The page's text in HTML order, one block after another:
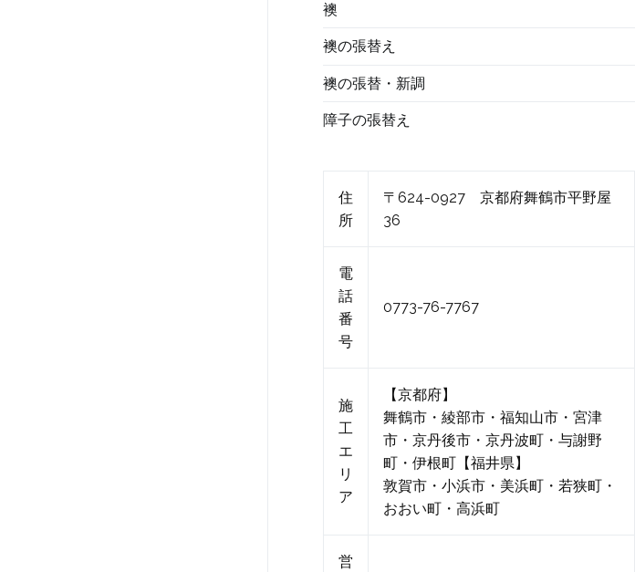
襖
襖の張替え
襖の張替・新調
障子の張替え
住
所
〒624-0927 京都府舞鶴市平野屋
36
電
話
番
号
0773-76-7767
施
工
エ
リ
ア
【京都府】
舞鶴市・綾部市・福知山市・宮津
市・京丹後市・京丹波町・与謝野
町・伊根町【福井県】
敦賀市・小浜市・美浜町・若狭町・
おおい町・高浜町
営